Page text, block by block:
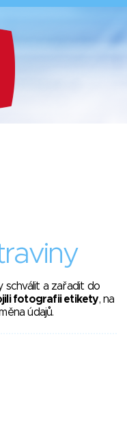
schválit a zařadit do
fotografii etikety, na
údajů.